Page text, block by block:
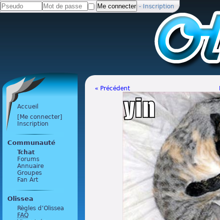
- Inscription
Accueil
[Me connecter]
Inscription
Communauté
Tchat
Forums
Annuaire
Groupes
Fan Art
Olissea
Règles d’Olissea
FAQ
« Précédent